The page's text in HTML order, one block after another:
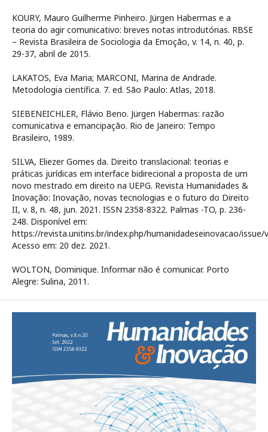
KOURY, Mauro Guilherme Pinheiro. Jürgen Habermas e a
teoria do agir comunicativo: breves notas introdutórias. RBSE
– Revista Brasileira de Sociologia da Emoção, v. 14, n. 40, p.
29-37, abril de 2015.
LAKATOS, Eva Maria; MARCONI, Marina de Andrade.
Metodologia científica. 7. ed. São Paulo: Atlas, 2018.
SIEBENEICHLER, Flávio Beno. Jürgen Habermas: razão
comunicativa e emancipação. Rio de Janeiro: Tempo
Brasileiro, 1989.
SILVA, Eliezer Gomes da. Direito translacional: teorias e
práticas jurídicas em interface bidirecional a proposta de um
novo mestrado em direito na UEPG. Revista Humanidades &
Inovação: Inovação, novas tecnologias e o futuro do Direito
II, v. 8, n. 48, jun. 2021. ISSN 2358-8322. Palmas -TO, p. 236-
248. Disponível em:
https://revista.unitins.br/index.php/humanidadeseinovacao/issue/
Acesso em: 20 dez. 2021.
WOLTON, Dominique. Informar não é comunicar. Porto
Alegre: Sulina, 2011.